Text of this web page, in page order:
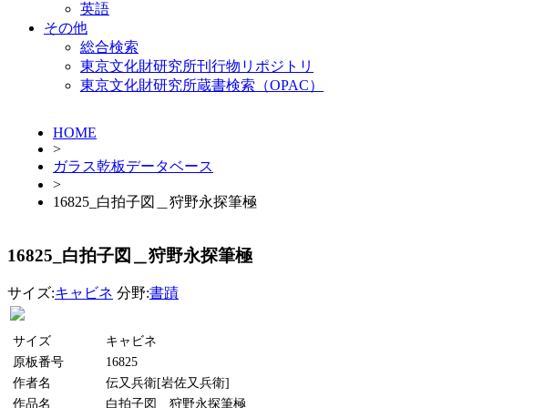
英語
その他
総合検索
東京文化財研究所刊行物リポジトリ
東京文化財研究所蔵書検索（OPAC）
HOME
>
ガラス乾板データベース
>
16825_白拍子図＿狩野永探筆極
16825_白拍子図＿狩野永探筆極
サイズ:キャビネ 分野:書蹟
サイズ
キャビネ
原板番号
16825
作者名
伝又兵衛[岩佐又兵衛]
作品名
白拍子図＿狩野永探筆極